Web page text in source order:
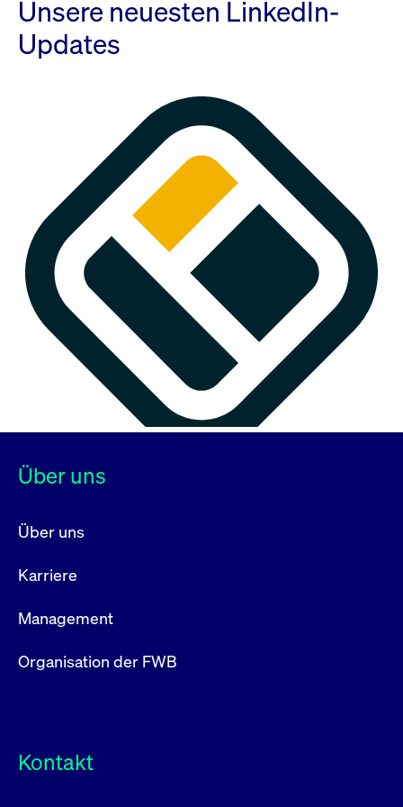
Unsere neuesten LinkedIn-
Updates
Über uns
Über uns
Karriere
Management
Organisation der FWB
Kontakt